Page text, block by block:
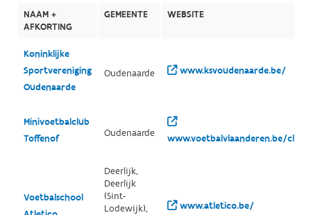
NAAM +
AFKORTING
GEMEENTE WEBSITE
Koninklijke
Sportvereniging
Oudenaarde
Oudenaarde www.ksvoudenaarde.be/
Minivoetbalclub
Toffenof
Oudenaarde www.voetbalvlaanderen.be/club/
Voetbalschool
Deerlijk,
Deerlijk
(Sint-
Lodewijk),
www.atletico.be/